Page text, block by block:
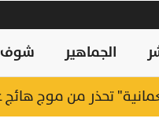
الجماهير شوف